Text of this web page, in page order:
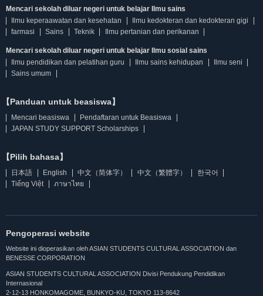
Mencari sekolah diluar negeri untuk belajar Ilmu sains
Ilmu keperaawatan dan kesehatan
Ilmu kedokteran dan kedokteran gigi
farmasi
Sains Teknik Ilmu pertanian dan perikanan
Mencari sekolah diluar negeri untuk belajar Ilmu sosial sains
Ilmu pendidikan dan pelatihan guru
Ilmu sains kehidupan
Ilmu seni
Sains umum
【Panduan untuk beasiswa】
Mencari beasiswa
Pendaftaran untuk Beasiswa
JAPAN STUDY SUPPORT Scholarships
【Pilih bahasa】
日本語 English 中文（简体字） 中文（繁體字）
한국어
Tiếng Việt
ภาษาไทย
Pengoperasi website
Website ini dioperasikan oleh ASIAN STUDENTS CULTURAL ASSOCIATION dan
BENESSE CORPORATION
ASIAN STUDENTS CULTURAL ASSOCIATION Divisi Pendukung Pendidikan
Internasional
2-12-13 HONKOMAGOME, BUNKYO-KU, TOKYO 113-8642